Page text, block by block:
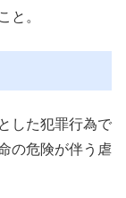
と。
した犯罪行為で
の危険が伴う虐